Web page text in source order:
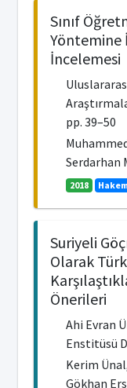
Sınıf
Yöntemine
İncelemesi
pp. 39–50
Serdarhan
2018
Suriyeli
Olarak
Önerileri
Ahi Evran
Enstitüsü
Kerim
Gökhan